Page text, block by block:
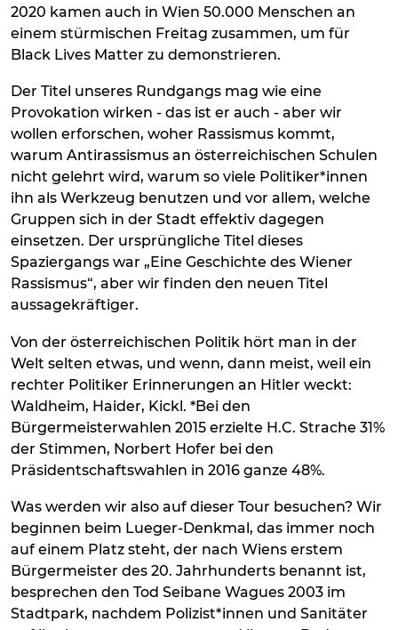
2020 kamen auch in Wien 50.000 Menschen an
einem stürmischen Freitag zusammen, um für
Black Lives Matter zu demonstrieren.
Der Titel unseres Rundgangs mag wie eine
Provokation wirken - das ist er auch - aber wir
wollen erforschen, woher Rassismus kommt,
warum Antirassismus an österreichischen Schulen
nicht gelehrt wird, warum so viele Politiker*innen
ihn als Werkzeug benutzen und vor allem, welche
Gruppen sich in der Stadt effektiv dagegen
einsetzen. Der ursprüngliche Titel dieses
Spaziergangs war „Eine Geschichte des Wiener
Rassismus“, aber wir finden den neuen Titel
aussagekräftiger.
Von der österreichischen Politik hört man in der
Welt selten etwas, und wenn, dann meist, weil ein
rechter Politiker Erinnerungen an Hitler weckt:
Waldheim, Haider, Kickl. *Bei den
Bürgermeisterwahlen 2015 erzielte H.C. Strache 31%
der Stimmen, Norbert Hofer bei den
Präsidentschaftswahlen in 2016 ganze 48%.
Was werden wir also auf dieser Tour besuchen? Wir
beginnen beim Lueger-Denkmal, das immer noch
auf einem Platz steht, der nach Wiens erstem
Bürgermeister des 20. Jahrhunderts benannt ist,
besprechen den Tod Seibane Wagues 2003 im
Stadtpark, nachdem Polizist*innen und Sanitäter